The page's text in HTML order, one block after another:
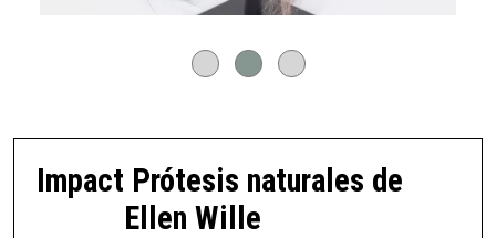
Impact Prótesis naturales de
Ellen Wille